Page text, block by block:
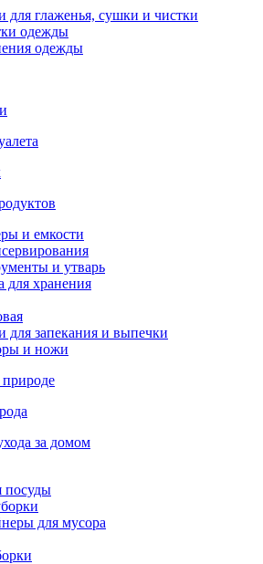
для глаженья, сушки и чистки
одежды
одежды
и емкости
и утварь
для хранения
для запекания и выпечки
и ножи
за домом
посуды
для мусора